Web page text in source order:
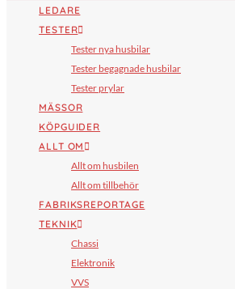
LEDARE
TESTER
Tester nya husbilar
Tester begagnade husbilar
Tester prylar
MÄSSOR
KÖPGUIDER
ALLT OM
Allt om husbilen
Allt om tillbehör
FABRIKSREPORTAGE
TEKNIK
Chassi
Elektronik
VVS